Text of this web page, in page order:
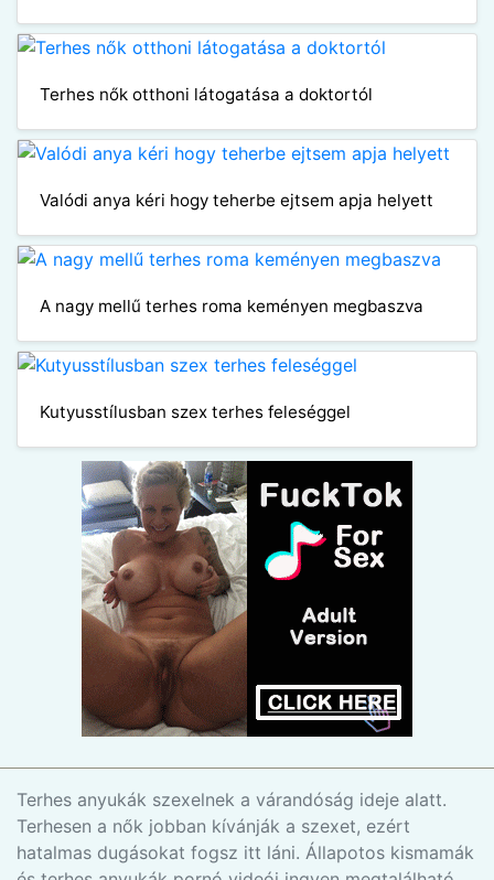
Terhes nők otthoni látogatása a doktortól
Valódi anya kéri hogy teherbe ejtsem apja helyett
A nagy mellű terhes roma keményen megbaszva
Kutyusstílusban szex terhes feleséggel
Terhes anyukák szexelnek a várandóság ideje alatt.
Terhesen a nők jobban kívánják a szexet, ezért
hatalmas dugásokat fogsz itt láni. Állapotos kismamák